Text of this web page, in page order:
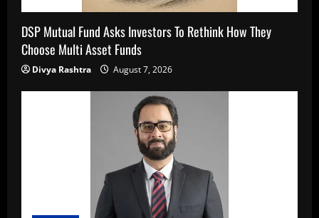
DSP Mutual Fund Asks Investors To Rethink How They
Choose Multi Asset Funds
Divya Rashtra August 7, 2026